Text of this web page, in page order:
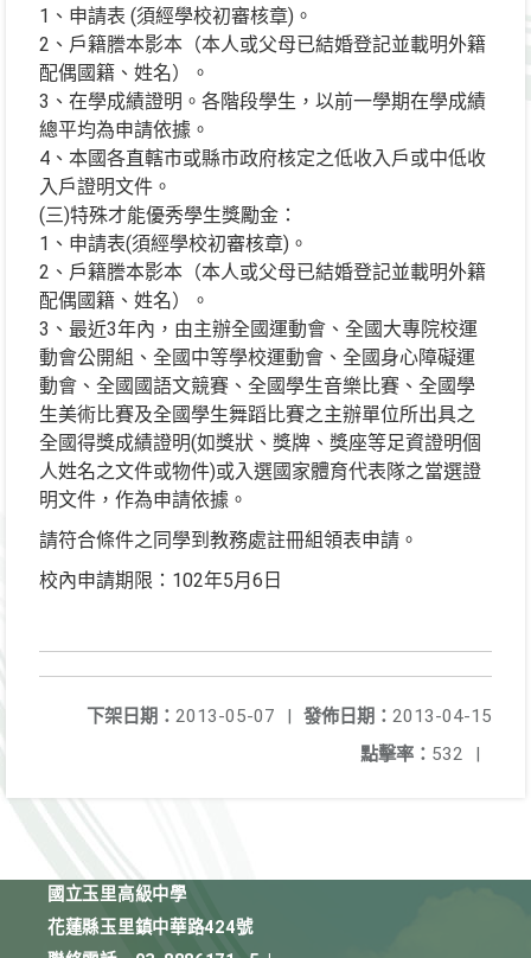
1、申請表 (須經學校初審核章)。
2、戶籍謄本影本（本人或父母已結婚登記並載明外籍
配偶國籍、姓名）。
3、在學成績證明。各階段學生，以前一學期在學成績
總平均為申請依據。
4、本國各直轄市或縣市政府核定之低收入戶或中低收
入戶證明文件。
(三)特殊才能優秀學生獎勵金：
1、申請表(須經學校初審核章)。
2、戶籍謄本影本（本人或父母已結婚登記並載明外籍
配偶國籍、姓名）。
3、最近3年內，由主辦全國運動會、全國大專院校運
動會公開組、全國中等學校運動會、全國身心障礙運
動會、全國國語文競賽、全國學生音樂比賽、全國學
生美術比賽及全國學生舞蹈比賽之主辦單位所出具之
全國得獎成績證明(如獎狀、獎牌、獎座等足資證明個
人姓名之文件或物件)或入選國家體育代表隊之當選證
明文件，作為申請依據。
請符合條件之同學到教務處註冊組領表申請。
校內申請期限：102年5月6日
發佈日期： 2013-04-15
下架日期： 2013-05-07
|
點擊率： 532 |
國立玉里高級中學
花蓮縣玉里鎮中華路424號